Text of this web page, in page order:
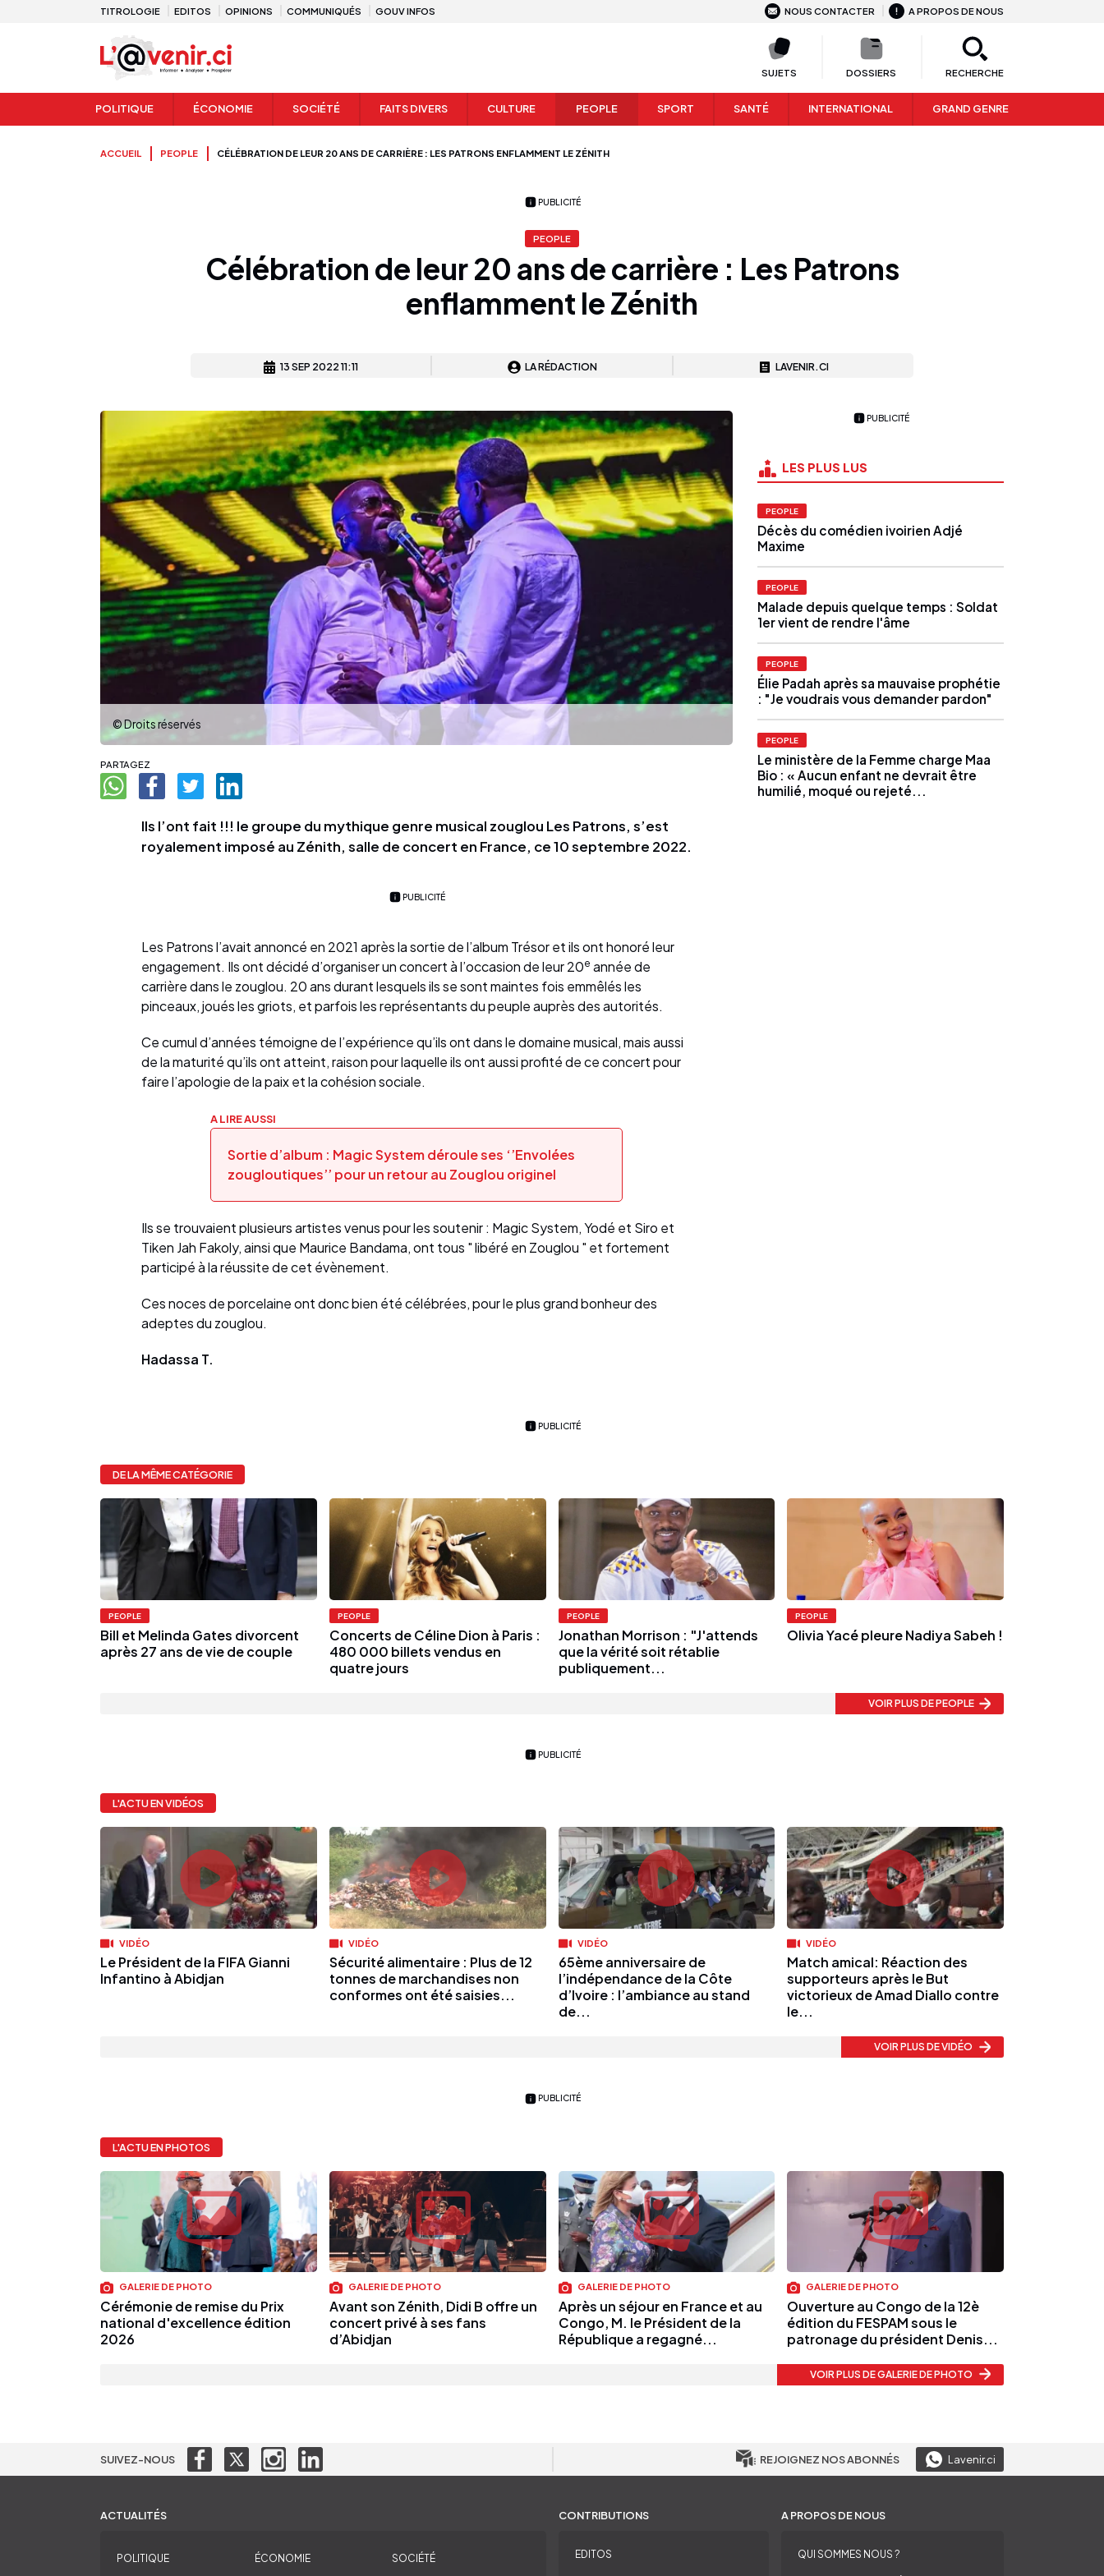
TITROLOGIE EDITOS OPINIONS COMMUNIQUÉS GOUV INFOS NOUS CONTACTER A PROPOS DE NOUS
SUJETS DOSSIERS RECHERCHE
POLITIQUE ÉCONOMIE SOCIÉTÉ FAITS DIVERS CULTURE PEOPLE SPORT SANTÉ INTERNATIONAL GRAND GENRE
ACCUEIL PEOPLE CÉLÉBRATION DE LEUR 20 ANS DE CARRIÈRE : LES PATRONS ENFLAMMENT LE ZÉNITH
PUBLICITÉ
PEOPLE
Célébration de leur 20 ans de carrière : Les Patrons
enflamment le Zénith
13 SEP 2022 11:11 LA RÉDACTION LAVENIR.CI
© Droits réservés
PARTAGEZ
Ils l’ont fait !!! le groupe du mythique genre musical zouglou Les Patrons, s’est
royalement imposé au Zénith, salle de concert en France, ce 10 septembre 2022.
PUBLICITÉ
Les Patrons l’avait annoncé en 2021 après la sortie de l’album Trésor et ils ont honoré leur
engagement. Ils ont décidé d’organiser un concert à l’occasion de leur 20e année de
carrière dans le zouglou. 20 ans durant lesquels ils se sont maintes fois emmêlés les
pinceaux, joués les griots, et parfois les représentants du peuple auprès des autorités.
Ce cumul d’années témoigne de l’expérience qu’ils ont dans le domaine musical, mais aussi
de la maturité qu’ils ont atteint, raison pour laquelle ils ont aussi profité de ce concert pour
faire l’apologie de la paix et la cohésion sociale.
A LIRE AUSSI
Sortie d’album : Magic System déroule ses ‘’Envolées
zougloutiques’’ pour un retour au Zouglou originel
Ils se trouvaient plusieurs artistes venus pour les soutenir : Magic System, Yodé et Siro et
Tiken Jah Fakoly, ainsi que Maurice Bandama, ont tous " libéré en Zouglou " et fortement
participé à la réussite de cet évènement.
Ces noces de porcelaine ont donc bien été célébrées, pour le plus grand bonheur des
adeptes du zouglou.
Hadassa T.
PUBLICITÉ
LES PLUS LUS
PEOPLE
Décès du comédien ivoirien Adjé
Maxime
PEOPLE
Malade depuis quelque temps : Soldat
1er vient de rendre l'âme
PEOPLE
Élie Padah après sa mauvaise prophétie
: "Je voudrais vous demander pardon"
PEOPLE
Le ministère de la Femme charge Maa
Bio : « Aucun enfant ne devrait être
humilié, moqué ou rejeté...
PUBLICITÉ
DE LA MÊME CATÉGORIE
PEOPLE
Bill et Melinda Gates divorcent
après 27 ans de vie de couple
PEOPLE
Concerts de Céline Dion à Paris :
480 000 billets vendus en
quatre jours
PEOPLE
Jonathan Morrison : "J'attends
que la vérité soit rétablie
publiquement...
PEOPLE
Olivia Yacé pleure Nadiya Sabeh !
VOIR PLUS DE PEOPLE
PUBLICITÉ
L'ACTU EN VIDÉOS
VIDÉO
Le Président de la FIFA Gianni
Infantino à Abidjan
VIDÉO
Sécurité alimentaire : Plus de 12
tonnes de marchandises non
conformes ont été saisies...
VIDÉO
65ème anniversaire de
l’indépendance de la Côte
d’Ivoire : l’ambiance au stand
de...
VIDÉO
Match amical: Réaction des
supporteurs après le But
victorieux de Amad Diallo contre
le...
VOIR PLUS DE VIDÉO
PUBLICITÉ
L'ACTU EN PHOTOS
GALERIE DE PHOTO
Cérémonie de remise du Prix
national d'excellence édition
2026
GALERIE DE PHOTO
Avant son Zénith, Didi B offre un
concert privé à ses fans
d’Abidjan
GALERIE DE PHOTO
Après un séjour en France et au
Congo, M. le Président de la
République a regagné...
GALERIE DE PHOTO
Ouverture au Congo de la 12è
édition du FESPAM sous le
patronage du président Denis...
VOIR PLUS DE GALERIE DE PHOTO
SUIVEZ-NOUS REJOIGNEZ NOS ABONNÉS Lavenir.ci
ACTUALITÉS
POLITIQUE ÉCONOMIE SOCIÉTÉ
CONTRIBUTIONS
EDITOS
A PROPOS DE NOUS
QUI SOMMES NOUS ?